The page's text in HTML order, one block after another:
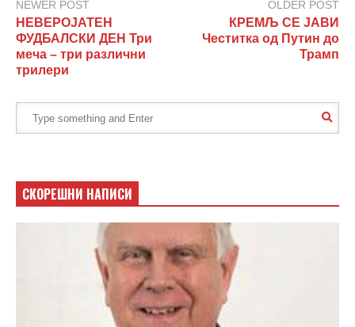
NEWER POST
НЕВЕРОЈАТЕН
ФУДБАЛСКИ ДЕН Три
меча – три различни
трилери
OLDER POST
КРЕМЉ СЕ ЈАВИ
Честитка од Путин до
Трамп
СКОРЕШНИ НАПИСИ